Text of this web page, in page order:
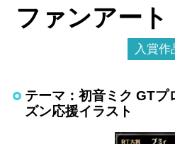
ファンアート
入賞作
テーマ：初音ミク GTプ
ズン応援イラスト